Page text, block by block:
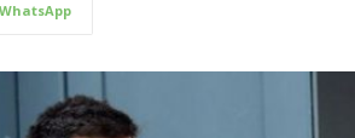
WhatsApp